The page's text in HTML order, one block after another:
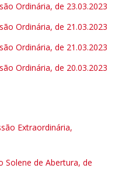
Ordinária, de 23.03.2023
Ordinária, de 21.03.2023
Ordinária, de 21.03.2023
Ordinária, de 20.03.2023
Extraordinária,
Solene de Abertura, de